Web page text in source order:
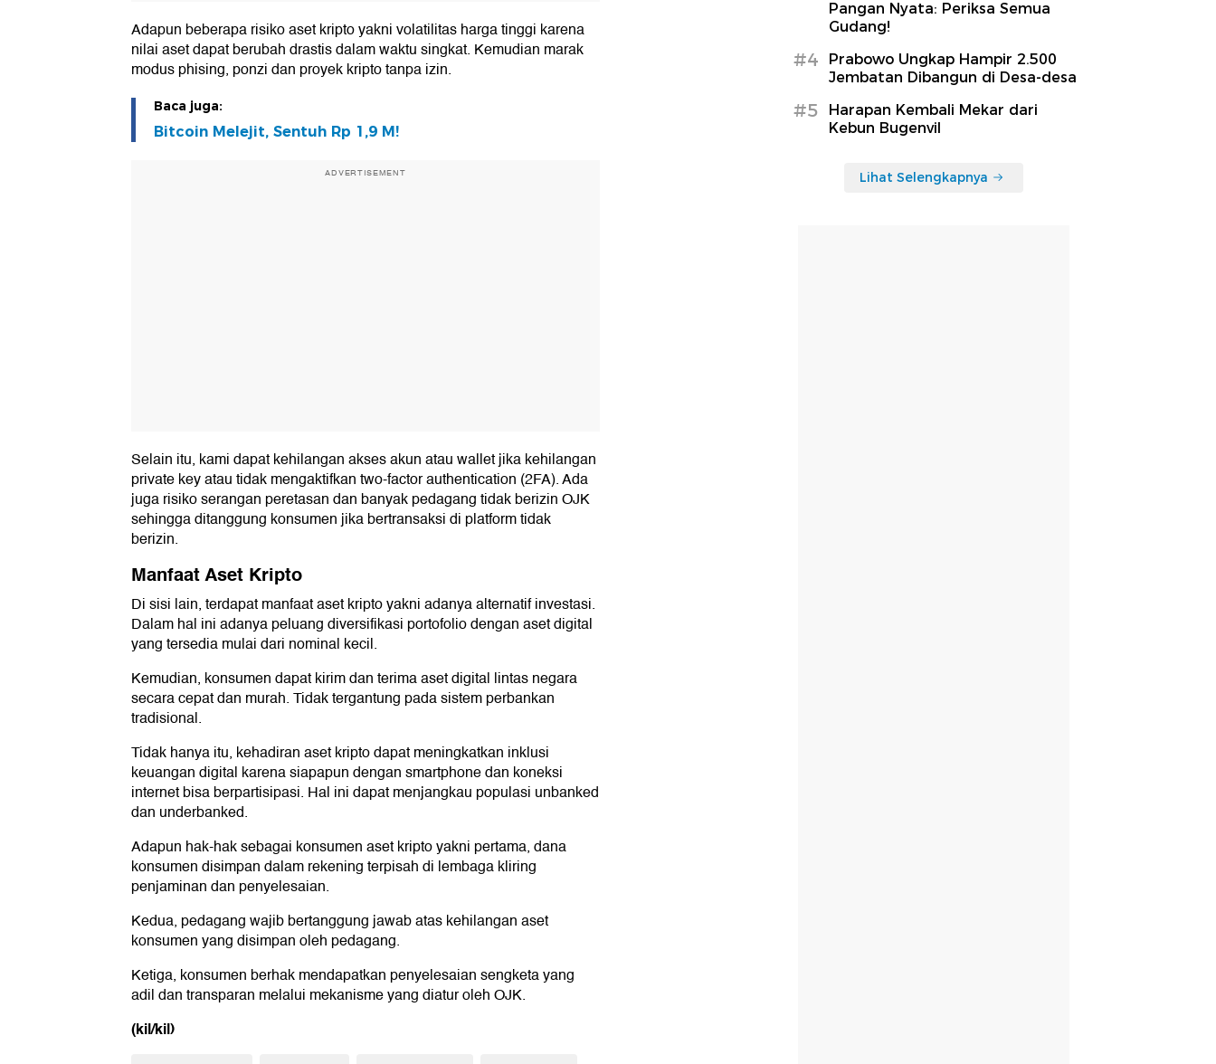
Adapun beberapa risiko aset kripto yakni volatilitas harga tinggi karena
nilai aset dapat berubah drastis dalam waktu singkat. Kemudian marak
modus phising, ponzi dan proyek kripto tanpa izin.
Baca juga:
Bitcoin Melejit, Sentuh Rp 1,9 M!
ADVERTISEMENT
Selain itu, kami dapat kehilangan akses akun atau wallet jika kehilangan
private key atau tidak mengaktifkan two-factor authentication (2FA). Ada
juga risiko serangan peretasan dan banyak pedagang tidak berizin OJK
sehingga ditanggung konsumen jika bertransaksi di platform tidak
berizin.
Manfaat Aset Kripto
Di sisi lain, terdapat manfaat aset kripto yakni adanya alternatif investasi.
Dalam hal ini adanya peluang diversifikasi portofolio dengan aset digital
yang tersedia mulai dari nominal kecil.
Kemudian, konsumen dapat kirim dan terima aset digital lintas negara
secara cepat dan murah. Tidak tergantung pada sistem perbankan
tradisional.
Tidak hanya itu, kehadiran aset kripto dapat meningkatkan inklusi
keuangan digital karena siapapun dengan smartphone dan koneksi
internet bisa berpartisipasi. Hal ini dapat menjangkau populasi unbanked
dan underbanked.
Adapun hak-hak sebagai konsumen aset kripto yakni pertama, dana
konsumen disimpan dalam rekening terpisah di lembaga kliring
penjaminan dan penyelesaian.
Kedua, pedagang wajib bertanggung jawab atas kehilangan aset
konsumen yang disimpan oleh pedagang.
Ketiga, konsumen berhak mendapatkan penyelesaian sengketa yang
adil dan transparan melalui mekanisme yang diatur oleh OJK.
(kil/kil)
Pangan Nyata: Periksa Semua
Gudang!
#4
Prabowo Ungkap Hampir 2.500
Jembatan Dibangun di Desa-desa
#5
Harapan Kembali Mekar dari
Kebun Bugenvil
Lihat Selengkapnya